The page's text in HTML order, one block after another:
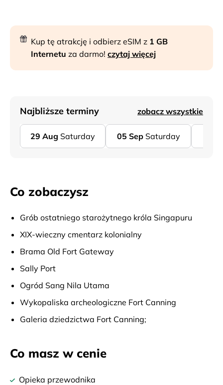
Kup tę atrakcję i odbierz eSIM z 1 GB
Internetu za darmo! czytaj więcej
Najbliższe terminy zobacz wszystkie
29 Aug Saturday 05 Sep Saturday
Co zobaczysz
Grób ostatniego starożytnego króla Singapuru
XIX-wieczny cmentarz kolonialny
Brama Old Fort Gateway
Sally Port
Ogród Sang Nila Utama
Wykopaliska archeologiczne Fort Canning
Galeria dziedzictwa Fort Canning;
Co masz w cenie
Opieka przewodnika